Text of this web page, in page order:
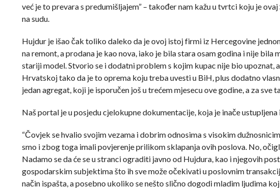
već je to prevara s predumišljajem” – također nam kažu u tvrtci koju je
na sudu.
Hujdur je išao čak toliko daleko da je ovoj istoj firmi iz Hercegovine
na remont, a prodana je kao nova, iako je bila stara osam godina i nije
stariji model. Stvorio se i dodatni problem s kojim kupac nije bio upoznat,
Hrvatskoj tako da je to oprema koju treba uvesti u BiH, plus dodatno
jedan agregat, koji je isporučen još u trećem mjesecu ove godine, a za
Naš portal je u posjedu cjelokupne dokumentacije, koja je inače
“Čovjek se hvalio svojim vezama i dobrim odnosima s visokim
smo i zbog toga imali povjerenje prilikom sklapanja ovih poslova. No,
Nadamo se da će se u stranci ograditi javno od Hujdura, kao i njegovih
gospodarskim subjektima što ih sve može očekivati u poslovnim
način ispašta, a posebno ukoliko se nešto slično dogodi mladim ljudima